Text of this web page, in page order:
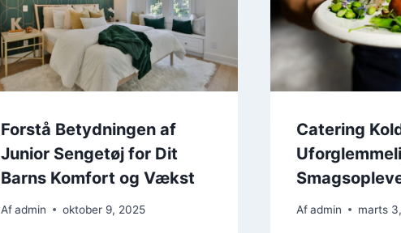
Forstå Betydningen af
Junior Sengetøj for Dit
Barns Komfort og Vækst
Af admin oktober 9, 2025
Catering
Af admin marts